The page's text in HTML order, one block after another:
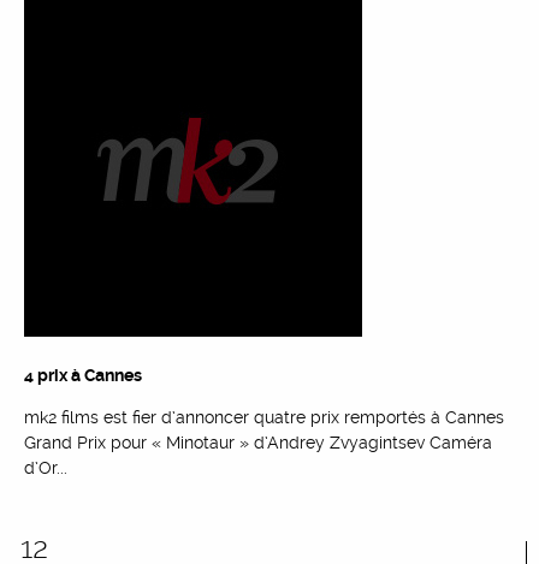
4 prix à Cannes
mk2 films est fier d’annoncer quatre prix remportés à Cannes
Grand Prix pour « Minotaur » d’Andrey Zvyagintsev Caméra
d’Or...
12